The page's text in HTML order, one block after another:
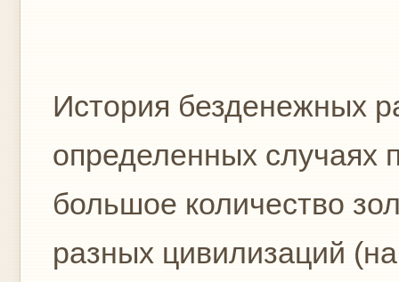
История безденежных
определенных случаях
большое количество
разных цивилизаций